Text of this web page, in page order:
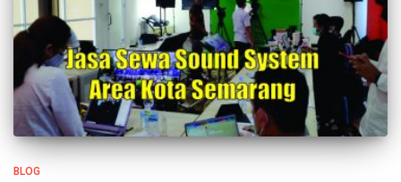
BLOG